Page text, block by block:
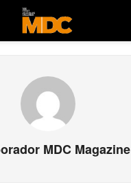
MDC Magazine